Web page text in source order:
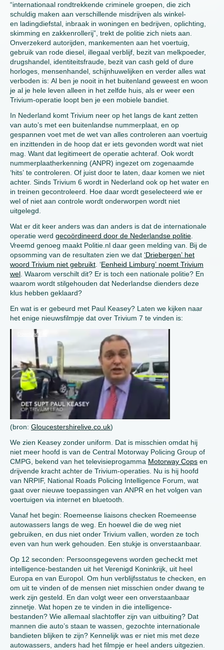
“internationaal rondtrekkende criminele groepen, die zich
schuldig maken aan verschillende misdrijven als winkel-
en ladingdiefstal, inbraak in woningen en bedrijven, oplichting,
skimming en zakkenrollerij”, trekt de politie zich niets aan.
Onverzekerd autorijden, mankementen aan het voertuig,
gebruik van rode diesel, illegaal verblijf, bezit van melkpoeder,
drugshandel, identiteitsfraude, bezit van cash geld of dure
horloges, mensenhandel, schijnhuwelijken en verder alles wat
verboden is: Al ben je nooit in het buitenland geweest en woon
je al je hele leven alleen in het zelfde huis, als er weer een
Trivium-operatie loopt ben je een mobiele bandiet.
In Nederland komt Trivium neer op het langs de kant zetten
van auto’s met een buitenlandse nummerplaat, en op
gespannen voet met de wet van alles controleren aan voertuig
en inzittenden in de hoop dat er iets gevonden wordt wat niet
mag. Want dat legitimeert de operatie achteraf. Ook wordt
nummerplaatherkenning (ANPR) ingezet om zogenaamde
‘hits’ te controleren. Of juist door te laten, daar komen we niet
achter. Sinds Trivium 6 wordt in Nederland ook op het water en
in treinen gecontroleerd. Hoe daar wordt geselecteerd wie er
wel of niet aan controle wordt onderworpen wordt niet
uitgelegd.
Wat er dit keer anders was dan anders is dat de internationale
operatie werd gecoördineerd door de Nederlandse politie
Vreemd genoeg maakt Politie.nl daar geen melding van. Bij de
opsomming van de resultaten zien we dat ‘Driebergen’ het
woord Trivium niet gebruikt . ‘Eenheid Limburg’ noemt Trivium
wel . Waarom verschilt dit? Er is toch een nationale politie? En
waarom wordt stilgehouden dat Nederlandse dienders deze
klus hebben geklaard?
En wat is er gebeurd met Paul Keasey? Laten we kijken naar
het enige nieuwsfilmpje dat over Trivium 7 te vinden is:
Download File
(bron: Gloucestershirelive.co.uk)
We zien Keasey zonder uniform. Dat is misschien omdat hij
niet meer hoofd is van de Central Motorway Policing Group of
CMPG, bekend van het televisieprogamma Motorway Cops en
drijvende kracht achter de Trivium-operaties. Nu is hij hoofd
van NRPIF, National Roads Policing Intelligence Forum, wat
gaat over nieuwe toepassingen van ANPR en het volgen van
voertuigen via internet en bluetooth.
Vanaf het begin: Roemeense liaisons checken Roemeense
autowassers langs de weg. En hoewel die de weg niet
gebruiken, en dus niet onder Trivium vallen, worden ze toch
even van hun werk gehouden. Een stukje is onverstaanbaar.
Op 12 seconden: Persoonsgegevens worden gecheckt met
intelligence-bestanden uit het Verenigd Koninkrijk, uit heel
Europa en van Europol. Om hun verblijfsstatus te checken, en
om uit te vinden of de mensen niet misschien onder dwang te
werk zijn gesteld. En dan volgt weer een onverstaanbaar
zinnetje. Wat hopen ze te vinden in die intelligence-
bestanden? Wie allemaal slachtoffer zijn van uitbuiting? Dat
mannen die auto’s staan te wassen, gezochte internationale
bandieten blijken te zijn? Kennelijk was er niet mis met deze
autowassers, anders had het filmpje er heel anders uitgezien.